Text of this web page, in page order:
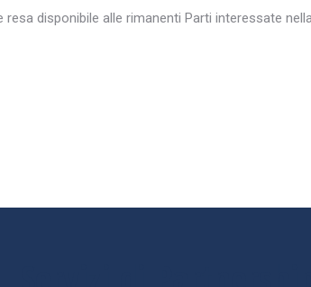
resa disponibile alle rimanenti Parti interessate